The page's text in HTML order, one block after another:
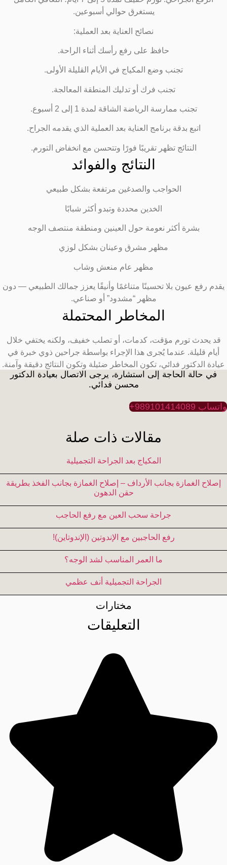
يستغرق حوالي أسبوعين.
نصائح العناية بعد العملية:
حافظ على رفع رأسك أثناء الراحة.
تجنب وضع المكياج في الأيام القليلة الأولى.
تجنب فرك أو تدليك المنطقة المعالجة.
تجنب ممارسة الرياضة الشاقة لمدة 1 إلى 2 أسبوع.
اتبع بدقة برنامج العناية بعد العملية الذي يقدمه الجراح.
النتائج تظهر تقريبًا فورًا وتتحسن مع انخفاض التورم.
النتائج والفوائد
الحواجب والصدغين مرتفعة بشكل طبيعي
الخدين محددة وتبدو أكثر شبابًا
بشرة أكثر نعومة حول العينين ومنطقة منتصف الوجه
مظهر مشرق وعينان بشكل لوزي
مظهر عام منعش وشاب
يقدم رفع عيون بلا تحسينًا متناغمًا وأنيقًا يعزز جمالك الطبيعي — دون
مظهر “مشدود” أو صناعي.
المخاطر المحتملة
قد يحدث تورم مؤقت، كدمات، أو تصلب خفيف، ولكنه يختفي خلال
أيام قليلة. عندما يُجرى هذا الإجراء بواسطة جراحين ذوي خبرة في
عيادة الدكتور فدائي، تكون المخاطر ضئيلة وتكون النتائج دقيقة وآمنة.
في حالة الحاجة إلى استشارة، يرجى الاتصال بعيادة الدكتور
محسن فدائي.
989101414089+
مقالات ذات صلة
المكياج بعد الجراحة التجميلية
إصلاح الغمازة بجانب الأرداف – إصلاح الغمازة بجانب الفخذ بطریقة
حقن الدهون
جراحة سحب العین مع رفع الحاجب
رفع الحاجبين مع الإندوتين (الإندوتاين)!
ما العمر المناسب لشد الوجه؟
الجراحة التجمیلیة أنف عظمي
مختارات
التعليقات